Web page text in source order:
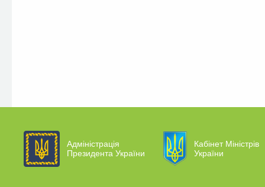
Адміністрація
Президента України
Кабінет Міністрів
України